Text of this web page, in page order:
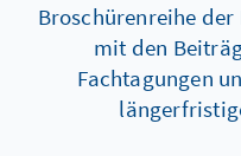
Broschürenreihe
mit den
Fachtagungen